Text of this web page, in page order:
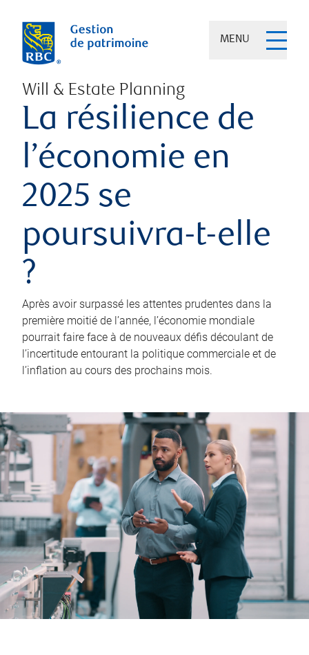
MENU
Will & Estate Planning
La résilience de
l’économie en
2025 se
poursuivra-t-elle
?
Après avoir surpassé les attentes prudentes dans la
première moitié de l’année, l’économie mondiale
pourrait faire face à de nouveaux défis découlant de
l’incertitude entourant la politique commerciale et de
l’inflation au cours des prochains mois.